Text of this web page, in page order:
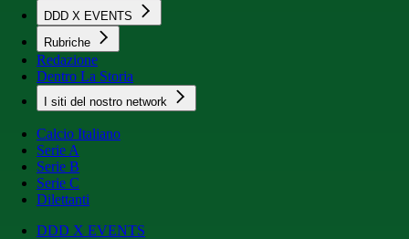
DDD X EVENTS
Rubriche
Redazione
Dentro La Storia
I siti del nostro network
Calcio Italiano
Serie A
Serie B
Serie C
Dilettanti
DDD X EVENTS